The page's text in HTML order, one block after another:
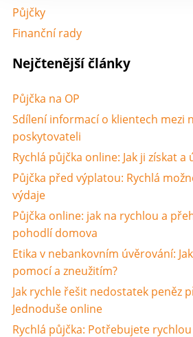
Půjčky
Finanční rady
Nejčtenější články
Půjčka na OP
Sdílení informací o klientech mezi
poskytovateli
Rychlá půjčka online: Jak ji získat
Půjčka před výplatou: Rychlá
výdaje
Půjčka online: jak na rychlou a
pohodlí domova
Etika v nebankovním úvěrování:
pomocí a zneužitím?
Jak rychle řešit nedostatek peněz
Jednoduše online
Rychlá půjčka: Potřebujete